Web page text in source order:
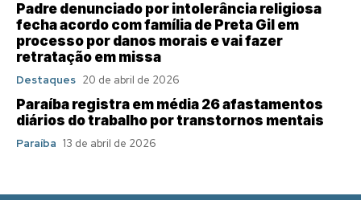
Padre denunciado por intolerância religiosa
fecha acordo com família de Preta Gil em
processo por danos morais e vai fazer
retratação em missa
Destaques 20 de abril de 2026
Paraíba registra em média 26 afastamentos
diários do trabalho por transtornos mentais
Paraíba 13 de abril de 2026